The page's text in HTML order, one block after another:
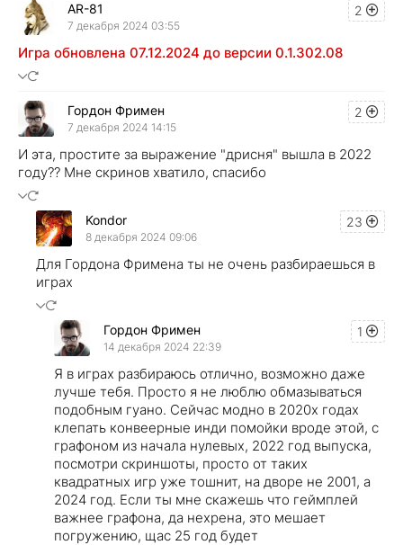
2
AR-81
7 декабря 2024 03:55
Игра обновлена 07.12.2024 до версии 0.1.302.08
2
Гордон Фримен
7 декабря 2024 14:15
И эта, простите за выражение "дрисня" вышла в 2022
году?? Мне скринов хватило, спасибо
23
Kondor
8 декабря 2024 09:06
Для Гордона Фримена ты не очень разбираешься в
играх
1
Гордон Фримен
14 декабря 2024 22:39
Я в играх разбираюсь отлично, возможно даже
лучше тебя. Просто я не люблю обмазываться
подобным гуано. Сейчас модно в 2020х годах
клепать конвеерные инди помойки вроде этой, с
графоном из начала нулевых, 2022 год выпуска,
посмотри скриншоты, просто от таких
квадратных игр уже тошнит, на дворе не 2001, а
2024 год. Если ты мне скажешь что геймплей
важнее графона, да нехрена, это мешает
погружению, щас 25 год будет